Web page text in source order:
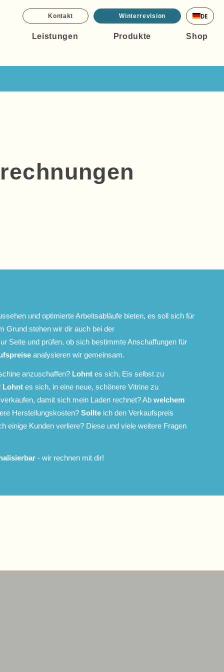
Kontakt Winterrevision DE
Leistungen Produkte Shop
und optimierte Arbeitsabläufe bieten, es soll sich für
Grund stehen wir dir auch bei der
Seite und prüfen, ob sich bestimmte Anschaffungen für
analysieren wir gemeinsam.
anzuschaffen? Lohnt es sich, Eis selbst zu
Lohnt es sich, in eine neue, schönere Vitrine zu
damit sich mein Laden rechnet? Abwelchem
Herstellungskosten?Sollte ich den Verkaufspreis
einige Kunden verliere? Diese und viele weitere Fragen
- wir rechnen mit dir!